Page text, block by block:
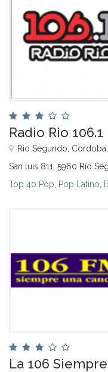
Radio Rio 106.1
Rio Segundo, Cordoba,
San luis 811, 5960 Río
Top 40 Pop Pop Latino
La 106